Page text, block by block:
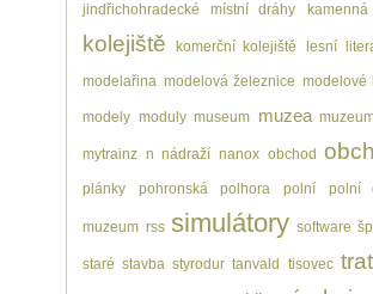
jindřichohradecké místní dráhy
kolejiště komerční kolejiště lesní
modelařina modelová železnice modelové
modely moduly museum muzea
mytrainz n nádraží nanox obchod
plánky pohronská polhora polní polní
muzeum rss simulátory software
staré stavba styrodur tanvald tisovec